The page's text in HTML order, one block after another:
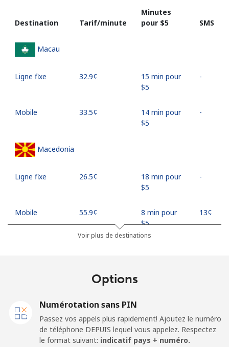
Destination Tarif/minute
Minutes
pour ⁦$5⁩
SMS
Macau
Ligne fixe ⁦32.9¢⁩
15 min pour
⁦$5⁩
-
Mobile ⁦33.5¢⁩
14 min pour
⁦$5⁩
-
Macedonia
Ligne fixe ⁦26.5¢⁩
18 min pour
⁦$5⁩
-
Mobile ⁦55.9¢⁩
8 min pour
⁦$5⁩
⁦13¢⁩
⁦81.9¢⁩
Mobile
⁦$5⁩
Voir plus de destinations
Options
Numérotation sans PIN
Passez vos appels plus rapidement! Ajoutez le numéro
de téléphone DEPUIS lequel vous appelez. Respectez
le format suivant: indicatif pays + numéro.